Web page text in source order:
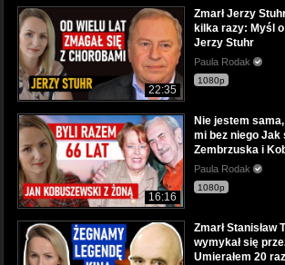
22:35
Zmarł Jerzy
kilka razy: Myśl
Jerzy Stuhr
Paula Rodak
1080p
16:16
Nie jestem
mi bez niego Jak
Zembrzuska i
Paula Rodak
1080p
Zmarł Stanisław
wymykał się
Umierałem 20